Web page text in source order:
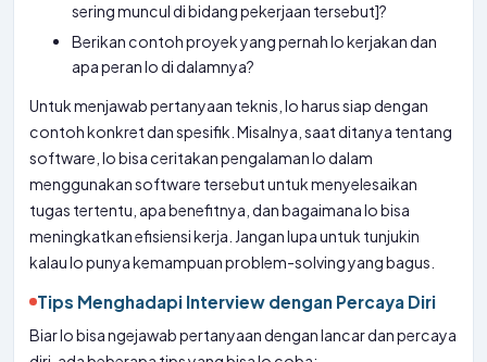
sering muncul di bidang pekerjaan tersebut]?
Berikan contoh proyek yang pernah lo kerjakan dan
apa peran lo di dalamnya?
Untuk menjawab pertanyaan teknis, lo harus siap dengan
contoh konkret dan spesifik. Misalnya, saat ditanya tentang
software, lo bisa ceritakan pengalaman lo dalam
menggunakan software tersebut untuk menyelesaikan
tugas tertentu, apa benefitnya, dan bagaimana lo bisa
meningkatkan efisiensi kerja. Jangan lupa untuk tunjukin
kalau lo punya kemampuan problem-solving yang bagus.
Tips Menghadapi Interview dengan Percaya Diri
Biar lo bisa ngejawab pertanyaan dengan lancar dan percaya